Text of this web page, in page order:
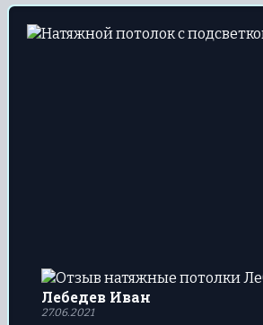
Лебедев Иван
27.06.2021